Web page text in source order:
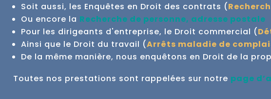
Soit aussi, les Enquêtes en Droit des contrats (
Ou encore la Recherche de personne, adresse postale
Pour les dirigeants d'entreprise, le Droit commercial (
Ainsi que le Droit du travail (Arrêts maladie de
De la même manière, nous enquêtons en Droit de la
Toutes nos prestations sont rappelées sur notre page